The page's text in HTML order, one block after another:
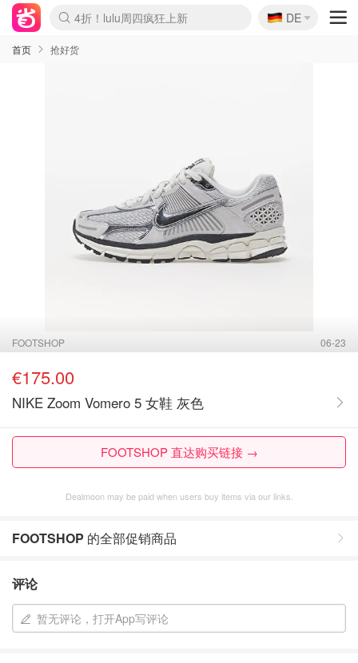
Boticinal 夏促开抢！
4折！lulu周四疯狂上新
还没结束！&OtherStories大促
Joybuy变相75折 随时失效
速领！Stanley独家85折
疑似霸哥！Camper额外叠85折
Zalando 奥莱闪促！每日更新
Moncler反季囤！5折起+叠9折
Coach Brooklyn仅€192
🇩🇪
DE
首页 抢好货
FOOTSHOP 06-23
€175.00
NIKE Zoom Vomero 5 女鞋 灰色
FOOTSHOP 直达购买链接 →
Dealmoon may be paid when users buy items via our links.
FOOTSHOP 的全部促销商品
评论
暂无评论，打开App写评论